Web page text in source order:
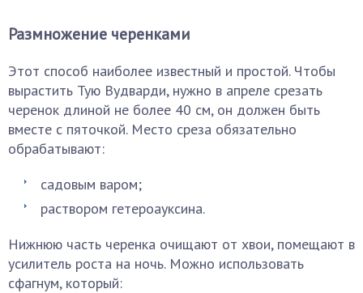
Размножение черенками
Этот способ наиболее известный и простой. Чтобы
вырастить Тую Вудварди, нужно в апреле срезать
черенок длиной не более 40 см, он должен быть
вместе с пяточкой. Место среза обязательно
обрабатывают:
садовым варом;
раствором гетероауксина.
Нижнюю часть черенка очищают от хвои, помещают в
усилитель роста на ночь. Можно использовать
сфагнум, который: